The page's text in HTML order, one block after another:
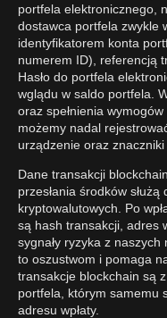
portfela elektronicznego,
dostawca portfela zwykle
identyfikatorem konta
numerem ID), referencją
Hasło do portfela
wglądu w saldo portfela.
oraz spełnienia
możemy nadal
urządzenie oraz znaczniki
Dane transakcji
przesłania środków
kryptowalutowych. Po
są hash transakcji, adres
sygnały ryzyka z
to oszustwom i pomaga
transakcje blockchain są
portfela, którym samemu
adresu wpłaty.